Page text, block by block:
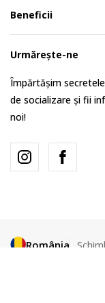
Beneficii
Urmărește-ne
Împărtășim
de socializare și fii
noi!
România